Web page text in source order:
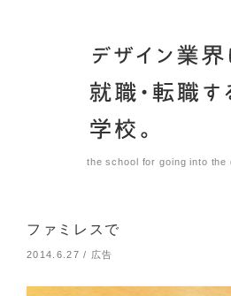
the school for going into the
ファミレスで
2014.6.27/ 広告